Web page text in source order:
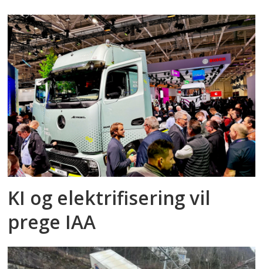
KI og elektrifisering vil
prege IAA